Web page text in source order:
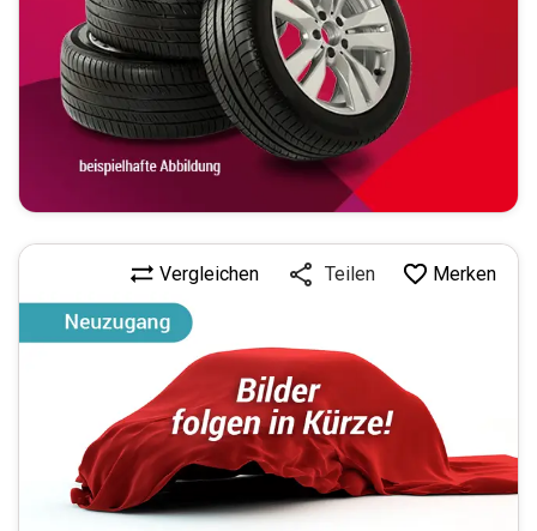
Vergleichen Teilen Merken